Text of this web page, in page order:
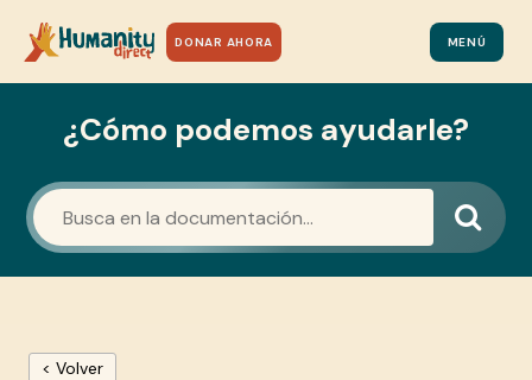
DONAR AHORA MENÚ
¿Cómo podemos ayudarle?
< Volver